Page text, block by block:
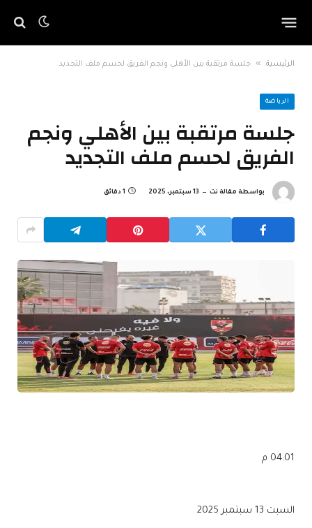
الرئيسية » جلسة مرتقبة بين الأهلي ونجم الفريق لحسم ملف التجديد
الرياضة
جلسة مرتقبة بين الأهلي ونجم
الفريق لحسم ملف التجديد
بواسطة مقالة نت 13 سبتمبر، 2025 1 دقائق
04:01 م
السبت 13 سبتمبر 2025